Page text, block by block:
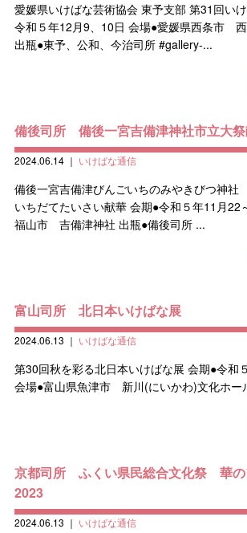
愛媛県いけばな芸術協会 東予支部 第31回い
令和５年12月9、10日 会場●愛媛県西条市
出瓶●東予、公和、今治司所 #gallery-...
備後司所 備後一宮吉備津神社市立大
2024.06.14｜ いけばな通信
備後一宮吉備津びんごいちのみやきびつ神
いちだてたいさい献華 会期●令和５年11月22
福山市 吉備津神社 出瓶●備後司所 ...
富山司所 北日本いけばな展
2024.06.13 ｜ いけばな通信
第30回秋を彩る北日本いけばな展 会期●令和
会場●富山県魚津市 新川(にいかわ)文化ホー
京都司所 ふくい県民総合文化祭 華の
2023
2024.06.13 ｜ いけばな通信